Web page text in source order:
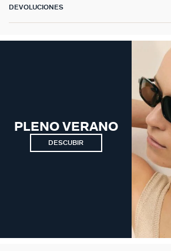
DEVOLUCIONES
PLENO VERANO
DESCUBIR